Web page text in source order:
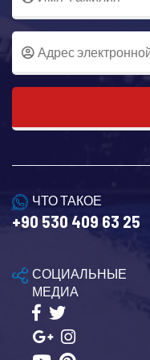
ЧТО ТАКОЕ
+90 530 409 63 25
СОЦИАЛЬНЫЕ
МЕДИА